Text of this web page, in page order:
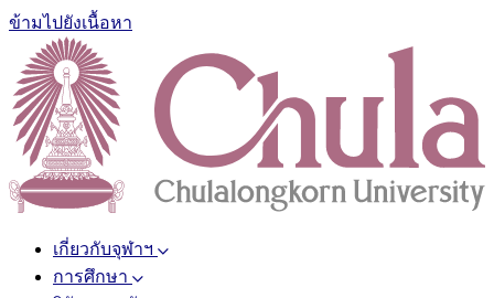
ข้ามไปยังเนื้อหา
เกี่ยวกับจุฬาฯ
การศึกษา